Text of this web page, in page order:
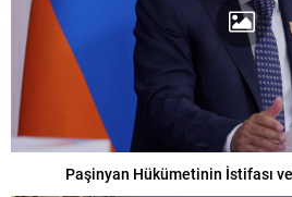
Paşinyan Hükümetinin İstifası